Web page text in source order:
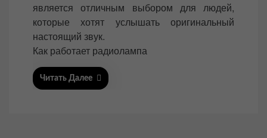
является отличным выбором для людей,
которые хотят услышать оригинальный
настоящий звук.
Как работает радиолампа
Читать Далее